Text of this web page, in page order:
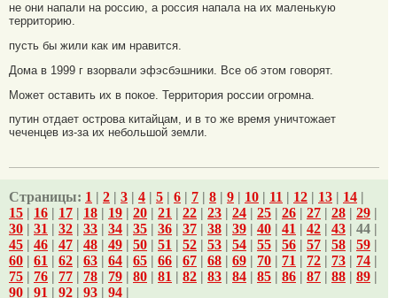
не они напали на россию, а россия напала на их маленькую
территорию.
пусть бы жили как им нравится.
Дома в 1999 г взорвали эфэсбэшники. Все об этом говорят.
Может оставить их в покое. Территория россии огромна.
путин отдает острова китайцам, и в то же время уничтожает
чеченцев из-за их небольшой земли.
Страницы: 1 2 3 4 5 6 7 8 9 10 11 12 13 14
15
16 17 18 19 20 21 22 23 24 25 26 27 28 29
30
31 32 33 34 35 36 37 38 39 40 41 42 43 | 44 |
45
46 47 48 49 50 51 52 53 54 55 56 57 58 59
60
61 62 63 64 65 66 67 68 69 70 71 72 73 74
75
76 77 78 79 80 81 82 83 84 85 86 87 88 89
90
91 92 93 94